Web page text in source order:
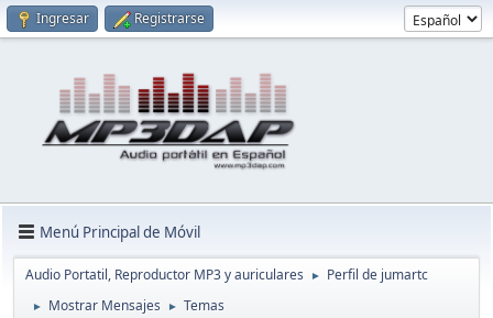
Ingresar Registrarse
Menú Principal de Móvil
Audio Portatil, Reproductor MP3 y auriculares ► Perfil de jumartc
► Mostrar Mensajes ► Temas